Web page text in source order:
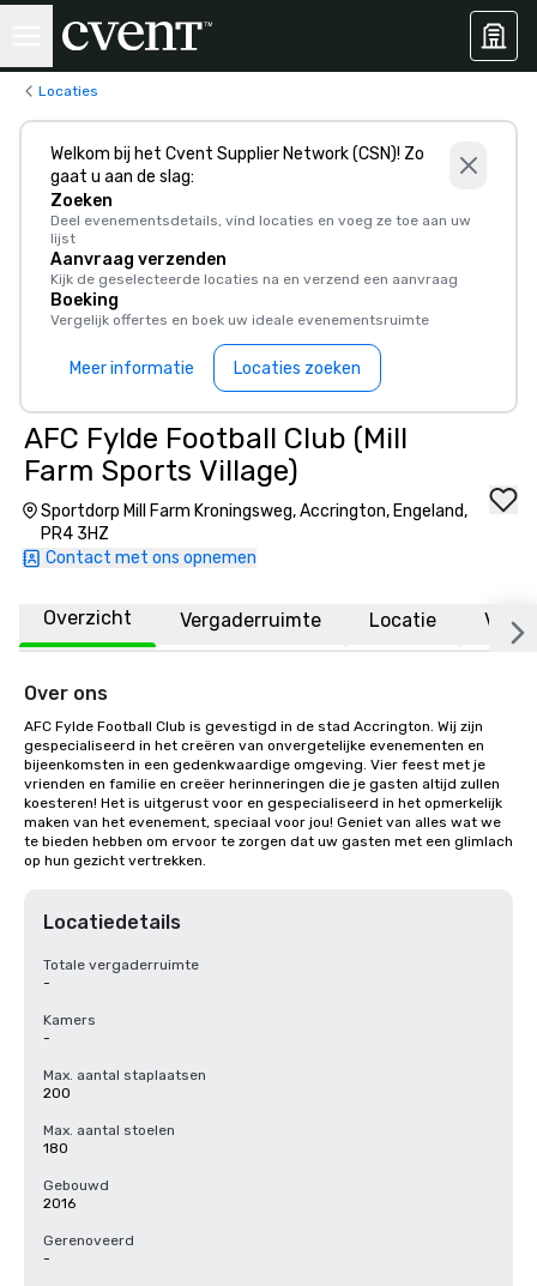
Locaties
Welkom bij het Cvent Supplier Network (CSN)! Zo
gaat u aan de slag:
Zoeken
Deel evenementsdetails, vind locaties en voeg ze toe aan uw
lijst
Aanvraag verzenden
Kijk de geselecteerde locaties na en verzend een aanvraag
Boeking
Vergelijk offertes en boek uw ideale evenementsruimte
Meer informatie Locaties zoeken
AFC Fylde Football Club (Mill
Farm Sports Village)
Sportdorp Mill Farm Kroningsweg, Accrington, Engeland,
PR4 3HZ
Contact met ons opnemen
Overzicht Vergaderruimte Locatie
Over ons
AFC Fylde Football Club is gevestigd in de stad Accrington. Wij zijn
gespecialiseerd in het creëren van onvergetelijke evenementen en
bijeenkomsten in een gedenkwaardige omgeving. Vier feest met je
vrienden en familie en creëer herinneringen die je gasten altijd zullen
koesteren! Het is uitgerust voor en gespecialiseerd in het opmerkelijk
maken van het evenement, speciaal voor jou! Geniet van alles wat we
te bieden hebben om ervoor te zorgen dat uw gasten met een glimlach
op hun gezicht vertrekken.
Locatiedetails
Totale vergaderruimte
-
Kamers
-
Max. aantal staplaatsen
200
Max. aantal stoelen
180
Gebouwd
2016
Gerenoveerd
-